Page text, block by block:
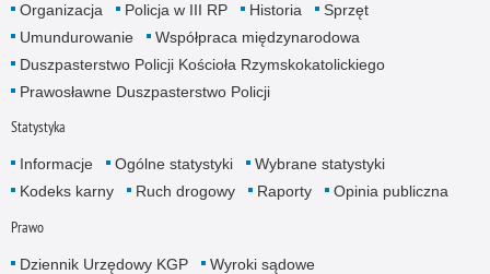
Organizacja
Policja w III RP Historia
Sprzęt
Umundurowanie
Współpraca międzynarodowa
Duszpasterstwo Policji Kościoła Rzymskokatolickiego
Prawosławne Duszpasterstwo Policji
Statystyka
Informacje Ogólne statystyki
Wybrane statystyki
Kodeks karny
Ruch drogowy Raporty Opinia publiczna
Prawo
Dziennik Urzędowy KGP Wyroki sądowe